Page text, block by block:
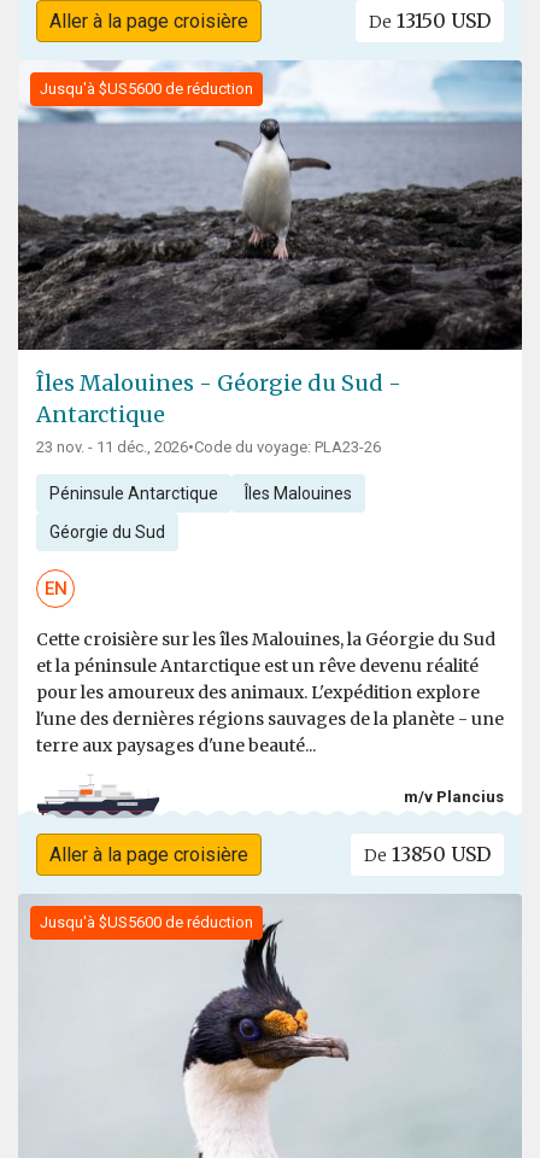
Aller à la page croisière De 13150 USD
Jusqu'à $US5600 de réduction
Îles Malouines - Géorgie du Sud -
Antarctique
23 nov. - 11 déc., 2026•Code du voyage: PLA23-26
Péninsule Antarctique Îles Malouines
Géorgie du Sud
EN
Cette croisière sur les îles Malouines, la Géorgie du Sud
et la péninsule Antarctique est un rêve devenu réalité
pour les amoureux des animaux. L'expédition explore
l'une des dernières régions sauvages de la planète - une
terre aux paysages d'une beauté...
m/v Plancius
Aller à la page croisière De 13850 USD
Jusqu'à $US5600 de réduction